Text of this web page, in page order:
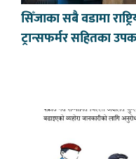
सिँजाका सबै वडामा
ट्रान्सफर्मर सहितका